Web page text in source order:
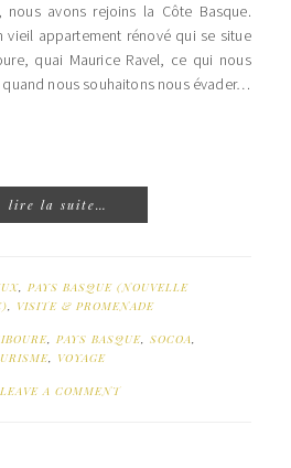
avons rejoins la Côte Basque.
vieil appartement rénové qui se situe
quai Maurice Ravel, ce qui nous
nous souhaitons nous évader…
lire la suite…
, PAYS BASQUE (NOUVELLE
, VISITE & PROMENADE
, PAYS BASQUE, SOCOA,
, VOYAGE
LEAVE A COMMENT